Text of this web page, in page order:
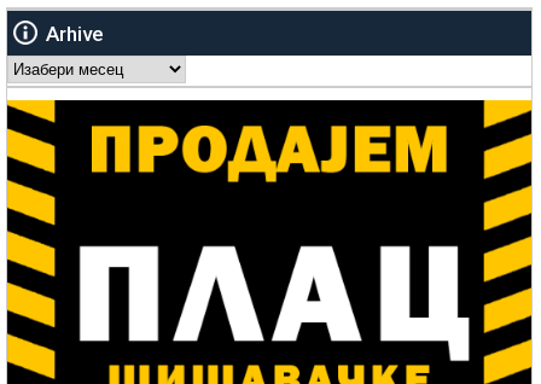
Arhive
Arhive